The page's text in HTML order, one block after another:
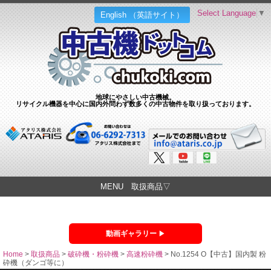
English （英語サイト）
地球にやさしい中古機械。
リサイクル機器を中心に国内外問わず数多くの中古物件を取り扱っております。
Select Language ▼
MENU 取扱商品▽
動画ギャラリー
Home > 取扱商品 > 破砕機・粉砕機 > 高速粉砕機 > No.1254 O【中古】国内製 粉
砕機（ダンゴ等に）